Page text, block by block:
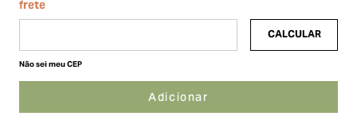
Não sei meu CEP